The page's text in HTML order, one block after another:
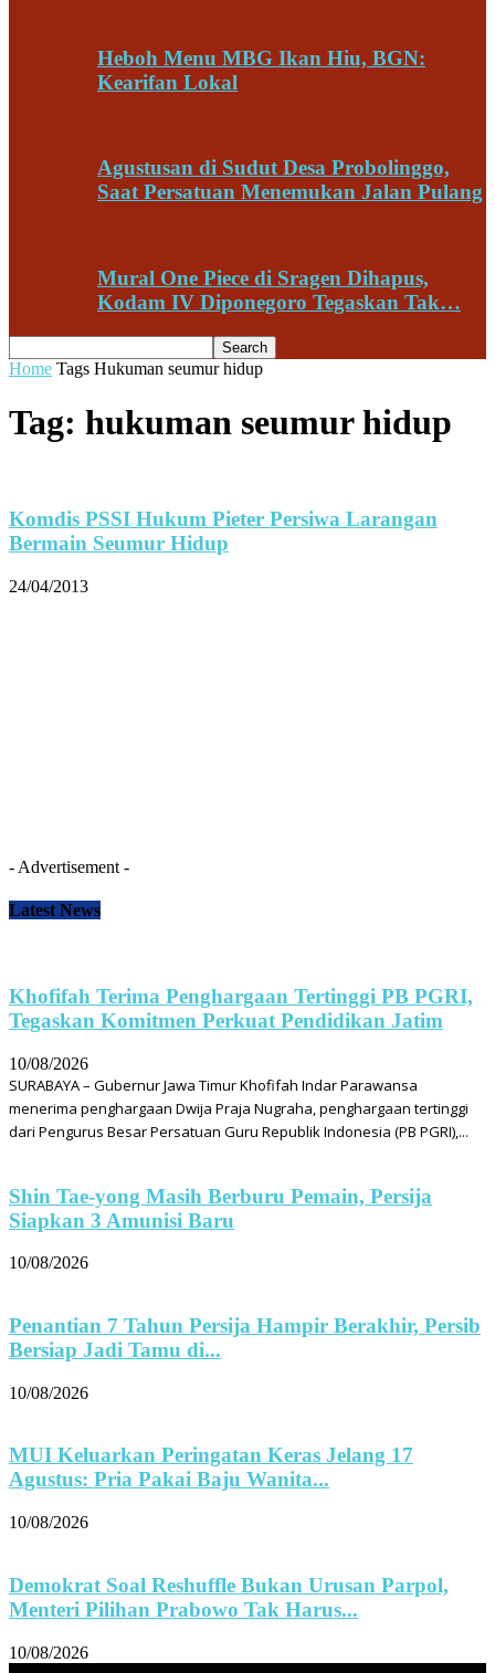
Heboh Menu MBG Ikan Hiu, BGN:
Kearifan Lokal
Agustusan di Sudut Desa Probolinggo,
Saat Persatuan Menemukan Jalan Pulang
Mural One Piece di Sragen Dihapus,
Kodam IV Diponegoro Tegaskan Tak…
Home Tags Hukuman seumur hidup
Tag: hukuman seumur hidup
Komdis PSSI Hukum Pieter Persiwa Larangan
Bermain Seumur Hidup
24/04/2013
- Advertisement -
Latest News
Khofifah Terima Penghargaan Tertinggi PB PGRI,
Tegaskan Komitmen Perkuat Pendidikan Jatim
10/08/2026
SURABAYA – Gubernur Jawa Timur Khofifah Indar Parawansa
menerima penghargaan Dwija Praja Nugraha, penghargaan tertinggi
dari Pengurus Besar Persatuan Guru Republik Indonesia (PB PGRI),...
Shin Tae-yong Masih Berburu Pemain, Persija
Siapkan 3 Amunisi Baru
10/08/2026
Penantian 7 Tahun Persija Hampir Berakhir, Persib
Bersiap Jadi Tamu di...
10/08/2026
MUI Keluarkan Peringatan Keras Jelang 17
Agustus: Pria Pakai Baju Wanita...
10/08/2026
Demokrat Soal Reshuffle Bukan Urusan Parpol,
Menteri Pilihan Prabowo Tak Harus...
10/08/2026